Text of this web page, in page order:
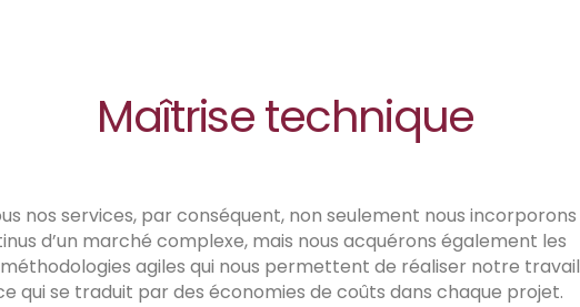
Maîtrise technique
nos services, par conséquent, non seulement nous incorporons
d’un marché complexe, mais nous acquérons également les
agiles qui nous permettent de réaliser notre travail
qui se traduit par des économies de coûts dans chaque projet.